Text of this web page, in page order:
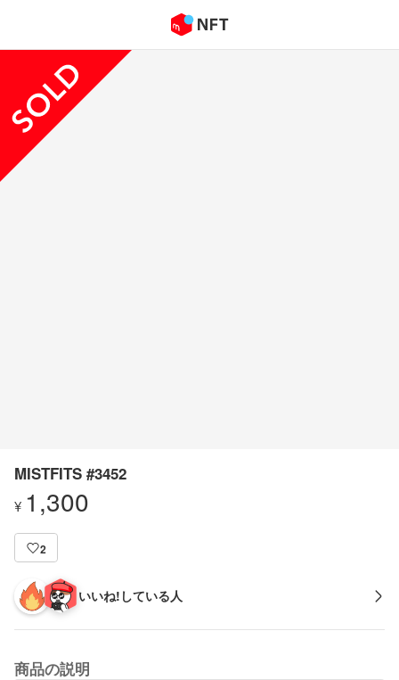
MISTFITS #3452
¥ 1,300
2
いいね!している人
商品の説明